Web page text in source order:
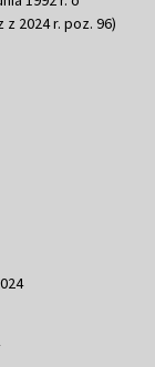
2024 r. poz. 96)